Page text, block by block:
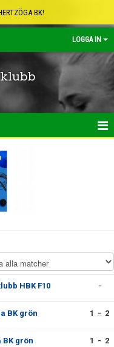
BK!
LOGGA IN
HBK F10 -
BK grön 1 - 2
BK grön 1 - 2